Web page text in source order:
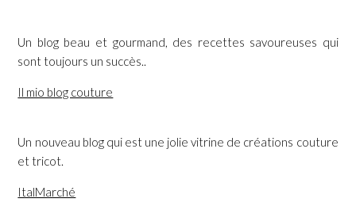
Un blog beau et gourmand, des recettes savoureuses qui
sont toujours un succès..
Il mio blog couture
Un nouveau blog qui est une jolie vitrine de créations couture
et tricot.
ItalMarché